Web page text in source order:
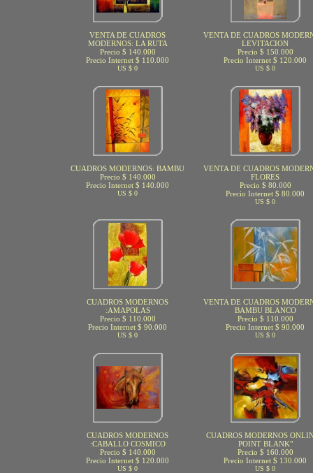
VENTA DE CUADROS
MODERNOS: LA RUTA
Precio $ 140.000
Precio Internet $ 110.000
US $ 0
VENTA DE CUADROS
LEVITACION
Precio $ 150.000
Precio Internet $ 120.000
US $ 0
CUADROS MODERNOS: BAMBU
Precio $ 140.000
Precio Internet $ 140.000
US $ 0
VENTA DE CUADROS
FLORES
Precio $ 80.000
Precio Internet $ 80.000
US $ 0
CUADROS MODERNOS
:AMAPOLAS
Precio $ 110.000
Precio Internet $ 90.000
US $ 0
VENTA DE CUADROS
BAMBU BLANCO
Precio $ 110.000
Precio Internet $ 90.000
US $ 0
CUADROS MODERNOS
:CABALLO COSMICO
Precio $ 140.000
Precio Internet $ 120.000
US $ 0
CUADROS MODERNOS
POINT BLANK"
Precio $ 160.000
Precio Internet $ 130.000
US $ 0